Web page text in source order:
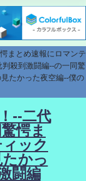
まとめ速報にロマンテ
殺到激闘編--の一同驚
たかった夜空編--僕の
--二代
愕ま
ック
かっ
闘編